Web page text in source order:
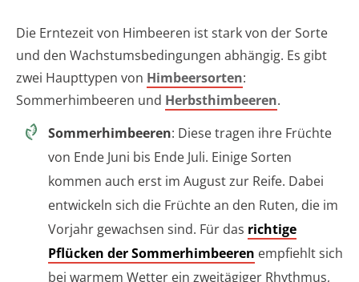
Die Erntezeit von Himbeeren ist stark von der Sorte
und den Wachstumsbedingungen abhängig. Es gibt
zwei Haupttypen von Himbeersorten:
Sommerhimbeeren und Herbsthimbeeren.
Sommerhimbeeren: Diese tragen ihre Früchte
von Ende Juni bis Ende Juli. Einige Sorten
kommen auch erst im August zur Reife. Dabei
entwickeln sich die Früchte an den Ruten, die im
Vorjahr gewachsen sind. Für das richtige
Pflücken der Sommerhimbeeren empfiehlt sich
bei warmem Wetter ein zweitägiger Rhythmus,